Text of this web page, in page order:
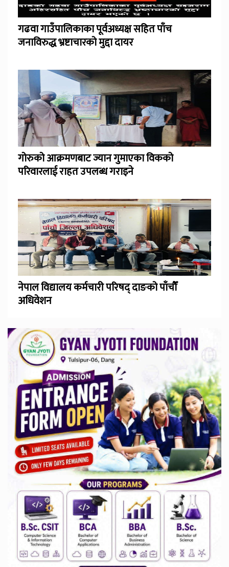
गढवा गाउँपालिकाका पूर्वअध्यक्ष सहित पाँच
जनाविरुद्ध भ्रष्टाचारको मुद्दा दायर
गोरुको आक्रमणबाट ज्यान गुमाएका विकको
परिवारलाई राहत उपलब्ध गराइने
नेपाल विद्यालय कर्मचारी परिषद् दाङको पाँचौँ
अधिवेशन